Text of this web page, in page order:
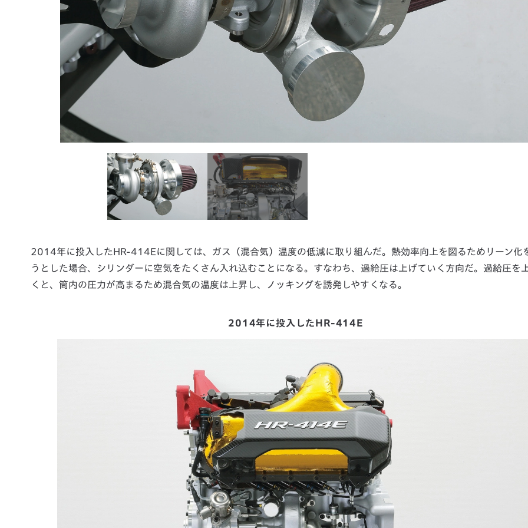
2014年に投入したHR-414Eに関しては、ガス（混合気）温度の低減に取り組んだ。熱効率向上を図るためリーン化
うとした場合、シリンダーに空気をたくさん入れ込むことになる。すなわち、過給圧は上げていく方向だ。過給圧を
くと、筒内の圧力が高まるため混合気の温度は上昇し、ノッキングを誘発しやすくなる。
2014年に投入したHR-414E